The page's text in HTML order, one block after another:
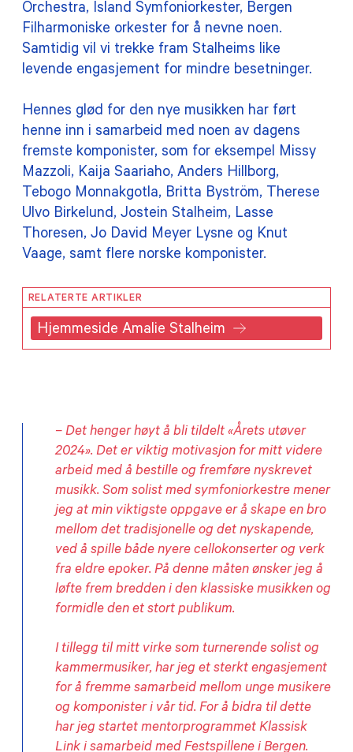
Orchestra, Island Symfoniorkester, Bergen
Filharmoniske orkester for å nevne noen.
Samtidig vil vi trekke fram Stalheims like
levende engasjement for mindre besetninger.
Hennes glød for den nye musikken har ført
henne inn i samarbeid med noen av dagens
fremste komponister, som for eksempel Missy
Mazzoli, Kaija Saariaho, Anders Hillborg,
Tebogo Monnakgotla, Britta Byström, Therese
Ulvo Birkelund, Jostein Stalheim, Lasse
Thoresen, Jo David Meyer Lysne og Knut
Vaage, samt flere norske komponister.
RELATERTE ARTIKLER
Hjemmeside Amalie Stalheim
– Det henger høyt å bli tildelt «Årets utøver
2024». Det er viktig motivasjon for mitt videre
arbeid med å bestille og fremføre nyskrevet
musikk. Som solist med symfoniorkestre mener
jeg at min viktigste oppgave er å skape en bro
mellom det tradisjonelle og det nyskapende,
ved å spille både nyere cellokonserter og verk
fra eldre epoker. På denne måten ønsker jeg å
løfte frem bredden i den klassiske musikken og
formidle den et stort publikum.
I tillegg til mitt virke som turnerende solist og
kammermusiker, har jeg et sterkt engasjement
for å fremme samarbeid mellom unge musikere
og komponister i vår tid. For å bidra til dette
har jeg startet mentorprogrammet Klassisk
Link i samarbeid med Festspillene i Bergen.